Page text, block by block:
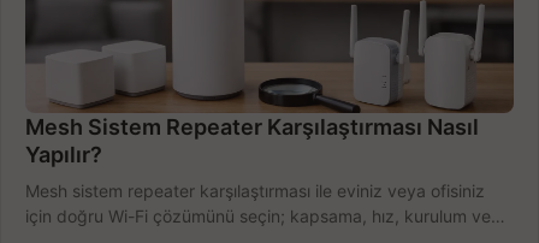
Mesh Sistem Repeater Karşılaştırması Nasıl
Yapılır?
Mesh sistem repeater karşılaştırması ile eviniz veya ofisiniz
için doğru Wi-Fi çözümünü seçin; kapsama, hız, kurulum ve